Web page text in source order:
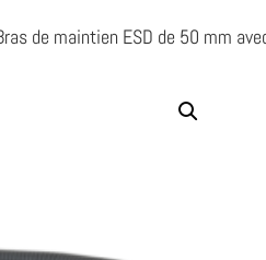
de maintien ESD de 50 mm